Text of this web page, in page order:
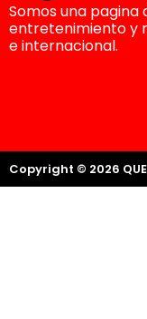
Somos una
entretenimiento y
e internacional.
Copyright © 2026 QUE